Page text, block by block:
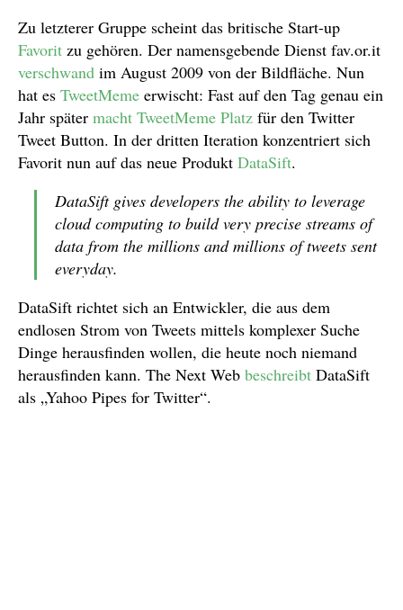
Zu letzterer Gruppe scheint das britische Start-up
Favorit zu gehören. Der namensgebende Dienst fav.or.it
verschwand im August 2009 von der Bildfläche. Nun
hat es TweetMeme erwischt: Fast auf den Tag genau ein
Jahr später macht TweetMeme Platz für den Twitter
Tweet Button. In der dritten Iteration konzentriert sich
Favorit nun auf das neue Produkt DataSift.
DataSift gives developers the ability to leverage
cloud computing to build very precise streams of
data from the millions and millions of tweets sent
everyday.
DataSift richtet sich an Entwickler, die aus dem
endlosen Strom von Tweets mittels komplexer Suche
Dinge herausfinden wollen, die heute noch niemand
herausfinden kann. The Next Web beschreibt DataSift
als „Yahoo Pipes for Twitter“.